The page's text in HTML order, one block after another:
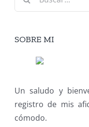
SOBRE MI
Un saludo y
registro de mis
cómodo.